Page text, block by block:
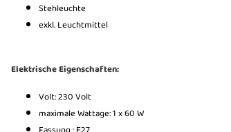
Stehleuchte
exkl. Leuchtmittel
Elektrische Eigenschaften:
Volt: 230 Volt
maximale Wattage: 1 x 60 W